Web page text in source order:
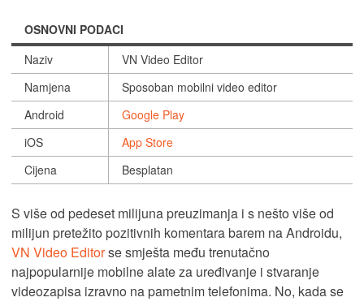
OSNOVNI PODACI
Naziv
VN Video Editor
Namjena
Sposoban mobilni video editor
Android
Google Play
iOS
App Store
Cijena
Besplatan
S više od pedeset milijuna preuzimanja i s nešto više od
milijun pretežito pozitivnih komentara barem na Androidu,
VN Video Editorse smješta među trenutačno
najpopularnije mobilne alate za uređivanje i stvaranje
videozapisa izravno na pametnim telefonima. No, kada se